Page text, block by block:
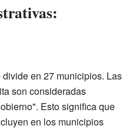
en 27 municipios. Las
son consideradas
Esto significa que
en los municipios